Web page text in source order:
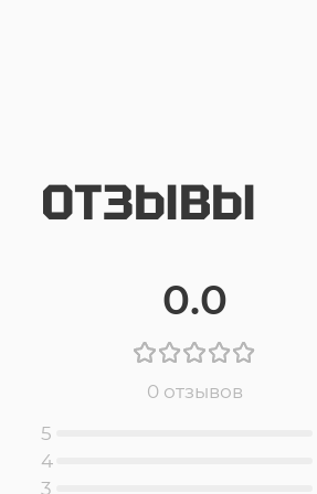
ОТЗЫВЫ
0.0
0 отзывов
5
4
3